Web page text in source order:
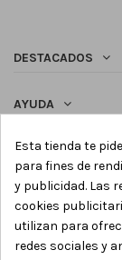
DESTACADOS
AYUDA
SÍGUENOS
Newsletter
Esta tienda te
para fines de
y publicidad. Las
cookies
utilizan para
redes sociales y